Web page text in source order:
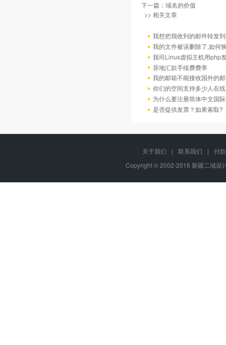
下一篇： 域名的价值
>> 相关文章
我想把我收到的邮件转发
我的文件被误删除了,如何
我司Linux虚拟主机用php
异地汇款手续费费率
我的邮箱不能接收国外的
你们的空间支持多少人在
为什么要注册简体中文国
是否提供发票？如果索取?
关于我们 | 联系我们 |
付
Copyright © 2002-2016 新疆二域